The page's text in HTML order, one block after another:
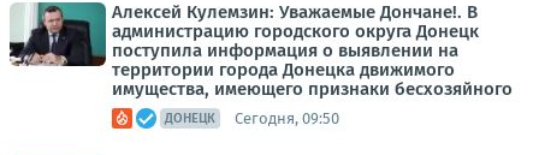
Алексей Кулемзин: Уважаемые Дончане!. В
администрацию городского округа Донецк
поступила информация о выявлении на
территории города Донецка движимого
имущества, имеющего признаки бесхозяйного
ДОНЕЦК Сегодня, 09:50